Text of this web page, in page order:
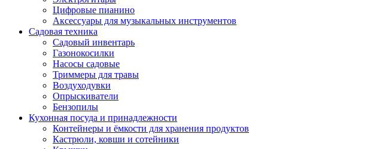
Цифровые пианино
Аксессуары для музыкальных инструментов
Садовая техника
Садовый инвентарь
Газонокосилки
Насосы садовые
Триммеры для травы
Воздуходувки
Опрыскиватели
Бензопилы
Кухонная посуда и принадлежности
Контейнеры и ёмкости для хранения продуктов
Кастрюли, ковши и сотейники